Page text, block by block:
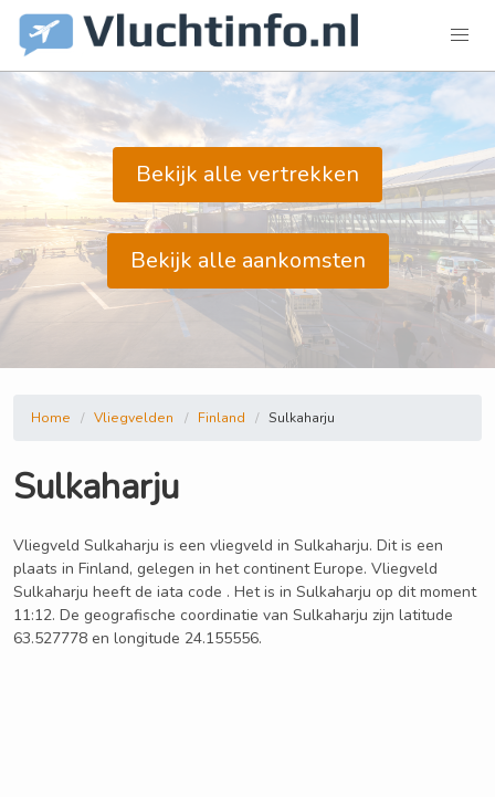
Bekijk alle vertrekken
Bekijk alle aankomsten
Home Vliegvelden Finland Sulkaharju
Sulkaharju
Vliegveld Sulkaharju is een vliegveld in Sulkaharju. Dit is een
plaats in Finland, gelegen in het continent Europe. Vliegveld
Sulkaharju heeft de iata code . Het is in Sulkaharju op dit moment
11:12. De geografische coordinatie van Sulkaharju zijn latitude
63.527778 en longitude 24.155556.